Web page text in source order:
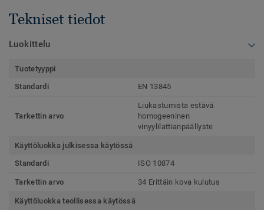
Tekniset tiedot
Luokittelu
Tuotetyyppi
Standardi
EN 13845
Tarkettin arvo
Liukastumista estävä
homogeeninen
vinyylilattianpäällyste
Käyttöluokka julkisessa käytössä
Standardi
ISO 10874
Tarkettin arvo 34 Erittäin kova kulutus
Käyttöluokka teollisessa käytössä